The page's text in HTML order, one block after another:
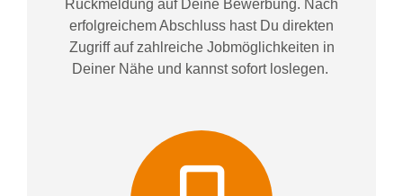
Rückmeldung auf Deine Bewerbung. Nach
erfolgreichem Abschluss hast Du direkten
Zugriff auf zahlreiche Jobmöglichkeiten in
Deiner Nähe und kannst sofort loslegen.